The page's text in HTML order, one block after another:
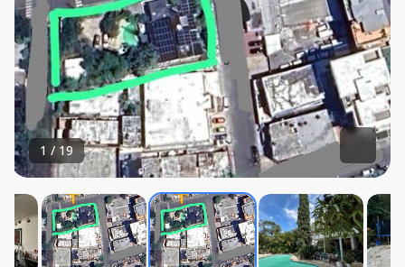
1 / 19